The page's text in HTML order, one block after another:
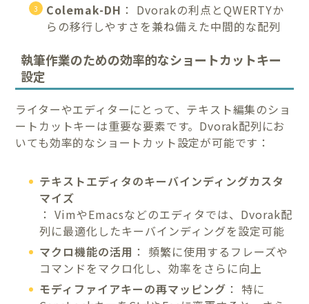
Colemak-DH ： Dvorakの利点とQWERTYか
らの移行しやすさを兼ね備えた中間的な配列
執筆作業のための効率的なショートカットキー
設定
ライターやエディターにとって、テキスト編集のショ
ートカットキーは重要な要素です。Dvorak配列にお
いても効率的なショートカット設定が可能です：
テキストエディタのキーバインディングカスタ
マイズ
： VimやEmacsなどのエディタでは、Dvorak配
列に最適化したキーバインディングを設定可能
マクロ機能の活用 ： 頻繁に使用するフレーズや
コマンドをマクロ化し、効率をさらに向上
モディファイアキーの再マッピング ： 特に